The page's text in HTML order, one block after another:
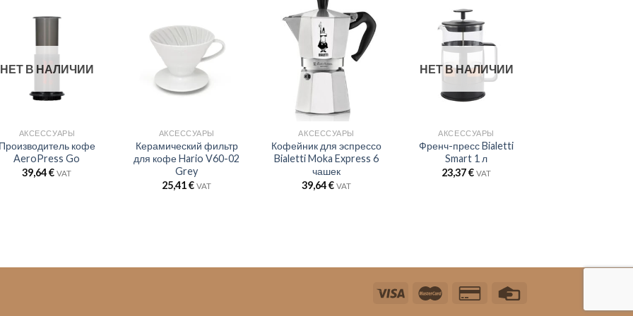
НЕТ В НАЛИЧИИ
АКСЕССУАРЫ
Производитель кофе
AeroPress Go
39,64€ VAT
АКСЕССУАРЫ
Керамический фильтр
для кофе Hario V60-02
Grey
25,41€ VAT
АКСЕССУАРЫ
Кофейник для эспрессо
Bialetti Moka Express 6
чашек
39,64€ VAT
НЕТ В НАЛИЧИИ
АКСЕССУАРЫ
Френч-пресс Bialetti
Smart 1 л
23,37€ VAT